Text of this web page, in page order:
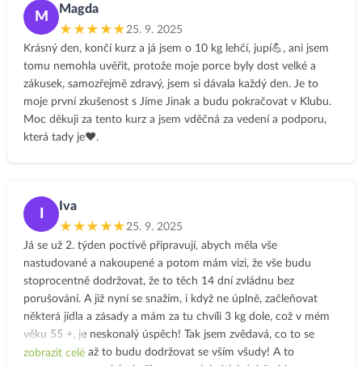
dobře nedopadne. 🤭Děkuju moc za všechny ty neuvěřitelně
výborné recepty, na kterých si denodenně pochutnávám. A
když už si myslím, že už to být lepší nemůže, vždy to posunete
o ještě laťku výš. ❤️🙏
M
Magda
★★★★★25. 9. 2025
Krásný den, končí kurz a já jsem o 10 kg lehčí, jupí💪, ani jsem
tomu nemohla uvěřit, protože moje porce byly dost velké a
zákusek, samozřejmě zdravý, jsem si dávala každý den. Je to
moje první zkušenost s Jíme Jinak a budu pokračovat v Klubu.
Moc děkuji za tento kurz a jsem vděčná za vedení a podporu,
která tady je❤️.
Iva
★★★★★25. 9. 2025
Já se už 2. týden poctivě připravují, abych měla vše
nastudované a nakoupené a potom mám vizi, že vše budu
stoprocentně dodržovat, že to těch 14 dní zvládnu bez
porušování. A již nyní se snažím, i když ne úplně, začleňovat
některá jídla a zásady a mám za tu chvíli 3 kg dole, což v mém
věku 55 +, je neskonalý úspěch! Tak jsem zvědavá, co to se
mnou udělá, až to budu dodržovat se vším všudy! A to
zobrazit celé